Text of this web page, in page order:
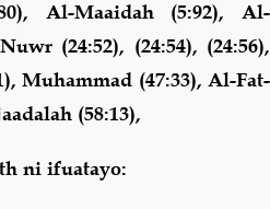
Al-Maaidah (5:92), Al-
(24:52), (24:54), (24:56),
Muhammad (47:33), Al-Fat-
(58:13),
ni ifuatayo: